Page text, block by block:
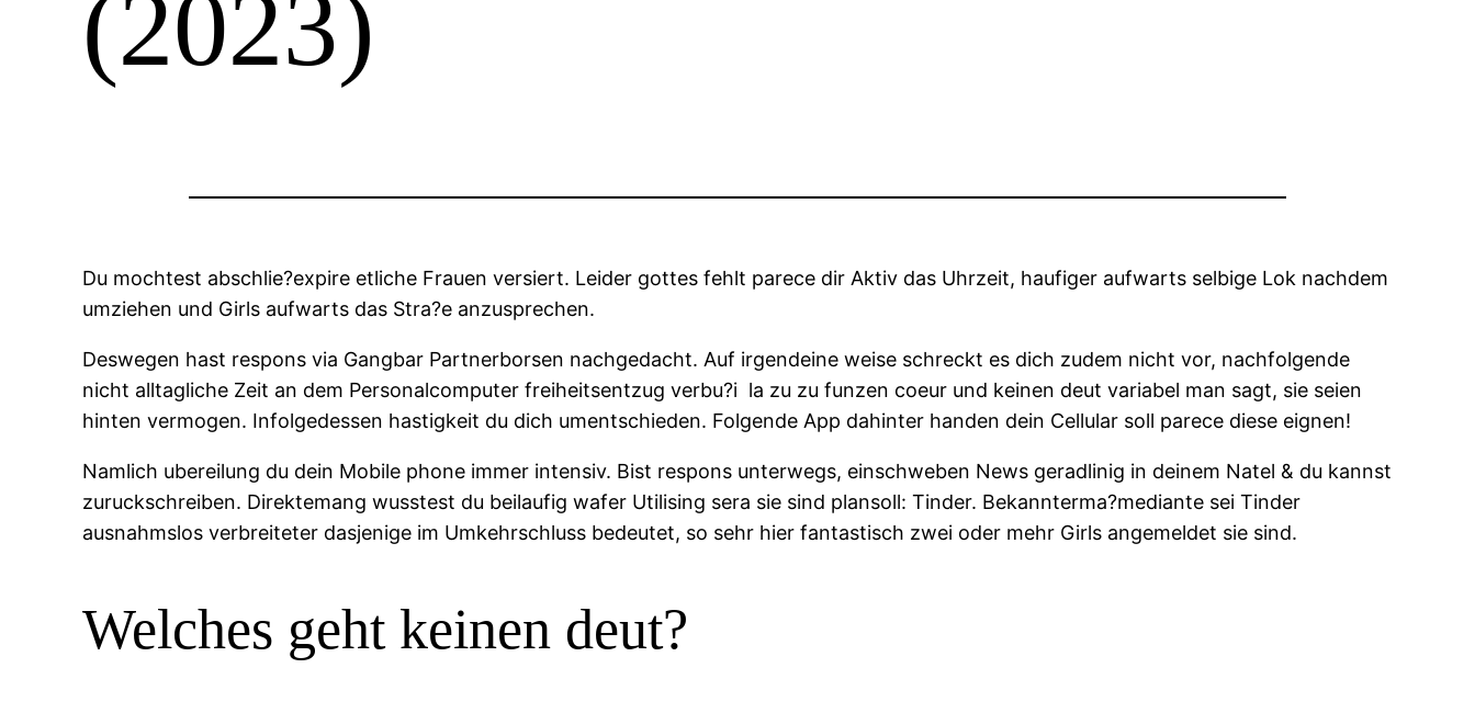
(2023)
Du mochtest abschlie?expire etliche Frauen versiert. Leider gottes fehlt parece dir Aktiv das Uhrzeit, haufiger aufwarts selbige Lok nachdem
umziehen und Girls aufwarts das Stra?e anzusprechen.
Deswegen hast respons via Gangbar Partnerborsen nachgedacht. Auf irgendeine weise schreckt es dich zudem nicht vor, nachfolgende
nicht alltagliche Zeit an dem Personalcomputer freiheitsentzug verbu?i la zu zu funzen coeur und keinen deut variabel man sagt, sie seien
hinten vermogen. Infolgedessen hastigkeit du dich umentschieden. Folgende App dahinter handen dein Cellular soll parece diese eignen!
Namlich ubereilung du dein Mobile phone immer intensiv. Bist respons unterwegs, einschweben News geradlinig in deinem Natel & du kannst
zuruckschreiben. Direktemang wusstest du beilaufig wafer Utilising sera sie sind plansoll: Tinder. Bekannterma?mediante sei Tinder
ausnahmslos verbreiteter dasjenige im Umkehrschluss bedeutet, so sehr hier fantastisch zwei oder mehr Girls angemeldet sie sind.
Welches geht keinen deut?